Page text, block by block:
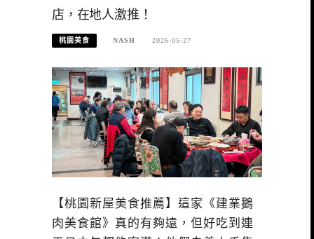
店，在地人激推！
桃園美食 NASH 2026-05-27
【桃園新屋美食推薦】這家《建業鵝
肉美食館》真的有夠遠，但好吃到連